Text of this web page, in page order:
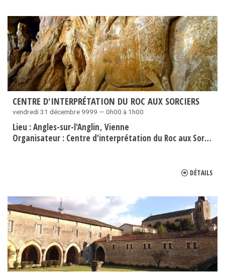
CENTRE D'INTERPRÉTATION DU ROC AUX SORCIERS
vendredi 31 décembre 9999 — 0h00 à 1h00
Lieu :Angles-sur-l'Anglin Vienne
Organisateur : Centre d'interprétation du Roc aux Sorciers
DÉTAILS